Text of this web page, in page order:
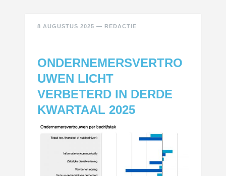
8 AUGUSTUS 2025 — REDACTIE
ONDERNEMERSVERTRO
UWEN LICHT
VERBETERD IN DERDE
KWARTAAL 2025